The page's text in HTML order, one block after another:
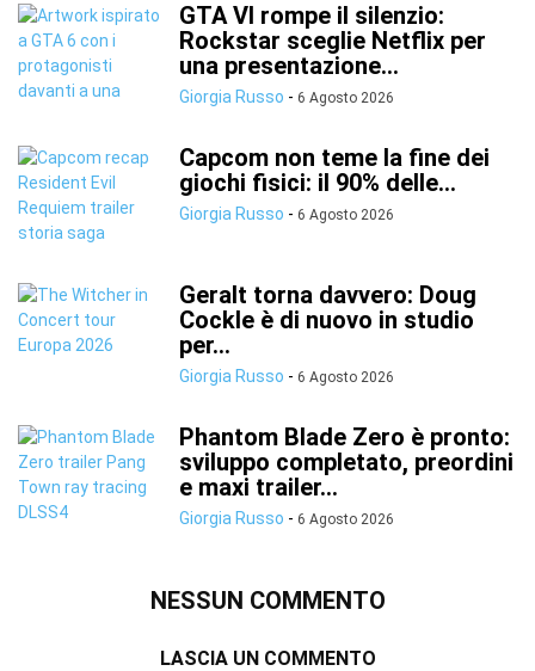
GTA VI rompe il silenzio:
Rockstar sceglie Netflix per
una presentazione...
Giorgia Russo - 6 Agosto 2026
Capcom non teme la fine dei
giochi fisici: il 90% delle...
Giorgia Russo - 6 Agosto 2026
Geralt torna davvero: Doug
Cockle è di nuovo in studio
per...
Giorgia Russo - 6 Agosto 2026
Phantom Blade Zero è pronto:
sviluppo completato, preordini
e maxi trailer...
Giorgia Russo - 6 Agosto 2026
NESSUN COMMENTO
LASCIA UN COMMENTO